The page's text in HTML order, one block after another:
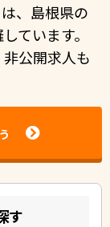
、島根県の
ています。
公開求⼈も
す